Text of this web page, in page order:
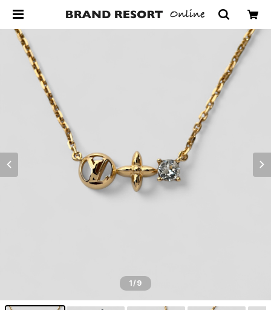
1/9